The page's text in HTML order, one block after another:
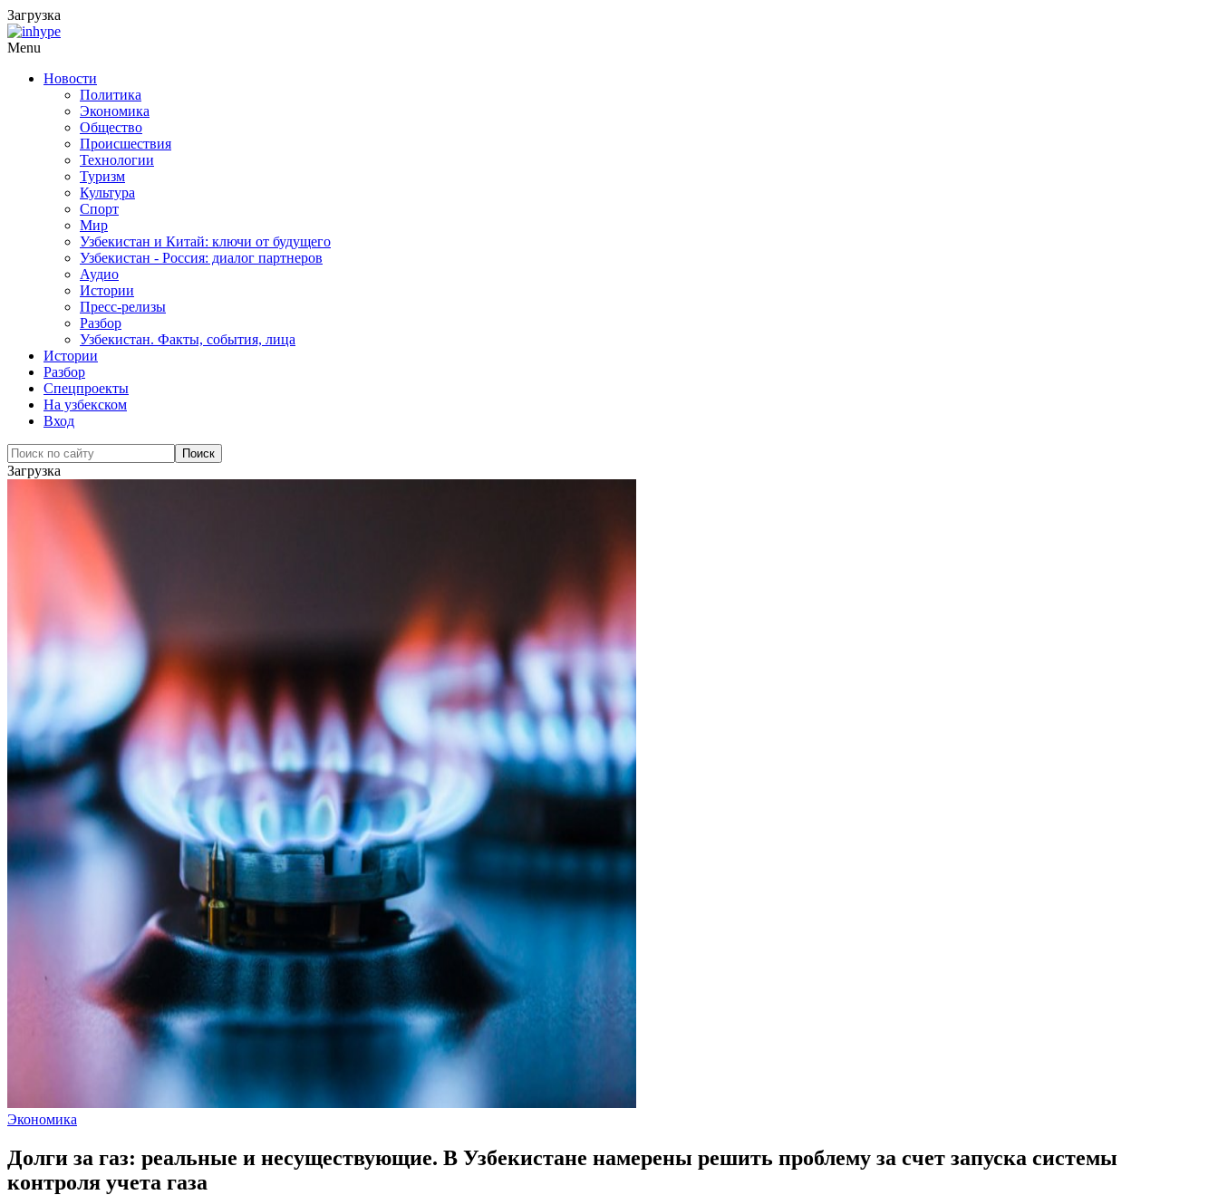
Загрузка
Menu
Новости
Политика
Экономика
Общество
Происшествия
Технологии
Туризм
Культура
Спорт
Мир
Узбекистан и Китай: ключи от будущего
Узбекистан - Россия: диалог партнеров
Аудио
Истории
Пресс-релизы
Разбор
Узбекистан. Факты, события, лица
Истории
Разбор
Спецпроекты
На узбекском
Вход
Загрузка
Экономика
Долги за газ: реальные и несуществующие. В Узбекистане намерены решить проблему за счет запуска системы
контроля учета газа